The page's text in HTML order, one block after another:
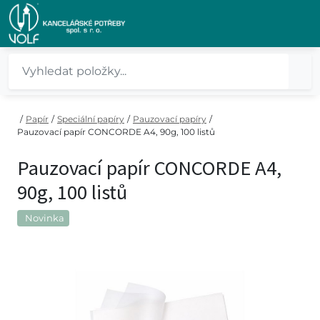
/ Papír / Speciální papíry / Pauzovací papíry /
Pauzovací papír CONCORDE A4, 90g, 100 listů
Pauzovací papír CONCORDE A4,
90g, 100 listů
Novinka